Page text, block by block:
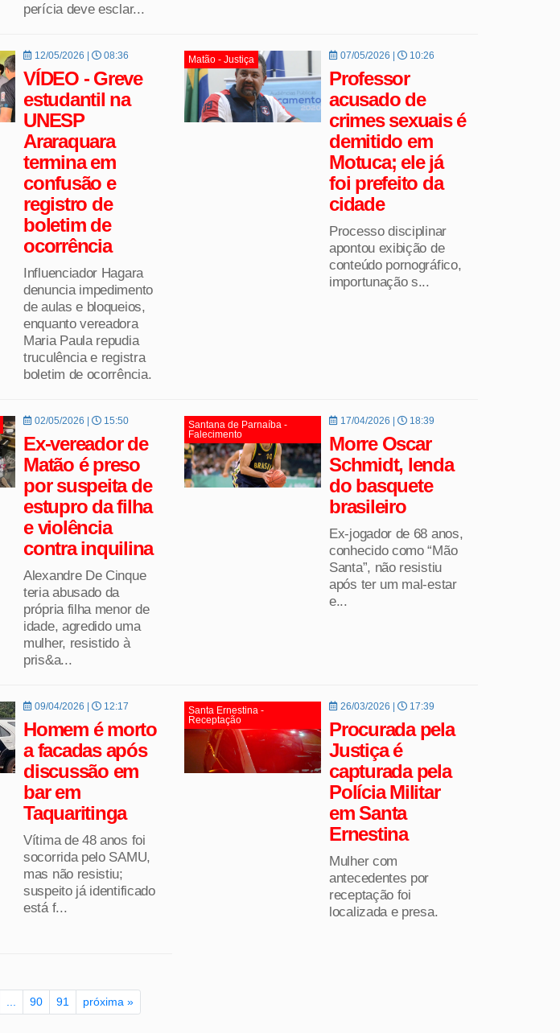
perícia deve esclar...
12/05/2026 | 08:36
VÍDEO - Greve
estudantil na
UNESP
Araraquara
termina em
confusão e
registro de
boletim de
ocorrência
Influenciador Hagara
denuncia impedimento
de aulas e bloqueios,
enquanto vereadora
Maria Paula repudia
truculência e registra
boletim de ocorrência.
Matão - Justiça 07/05/2026 | 10:26
Professor
acusado de
crimes sexuais é
demitido em
Motuca; ele já
foi prefeito da
cidade
Processo disciplinar
apontou exibição de
conteúdo pornográfico,
importunação s...
02/05/2026 | 15:50
Ex-vereador de
Matão é preso
por suspeita de
estupro da filha
e violência
contra inquilina
Alexandre De Cinque
teria abusado da
própria filha menor de
idade, agredido uma
mulher, resistido à
pris&a...
Santana de Parnaíba -
Falecimento
17/04/2026 | 18:39
Morre Oscar
Schmidt, lenda
do basquete
brasileiro
Ex-jogador de 68 anos,
conhecido como “Mão
Santa”, não resistiu
após ter um mal-estar
e...
09/04/2026 | 12:17
Homem é morto
a facadas após
discussão em
bar em
Taquaritinga
Vítima de 48 anos foi
socorrida pelo SAMU,
mas não resistiu;
suspeito já identificado
está f...
Santa Ernestina -
Receptação
26/03/2026 | 17:39
Procurada pela
Justiça é
capturada pela
Polícia Militar
em Santa
Ernestina
Mulher com
antecedentes por
receptação foi
localizada e presa.
90 91 próxima »